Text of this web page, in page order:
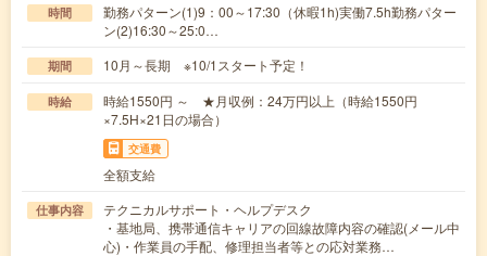
時間
勤務パターン(1)9：00～17:30（休暇1h)実働7.5h勤務パター
ン(2)16:30～25:0…
期間 10月～長期 ※10/1スタート予定！
時給
時給1550円 ～ ★月収例：24万円以上（時給1550円
×7.5H×21日の場合）
交通費
全額支給
仕事内容
テクニカルサポート・ヘルプデスク
・基地局、携帯通信キャリアの回線故障内容の確認(メール中
心)・作業員の手配、修理担当者等との応対業務…